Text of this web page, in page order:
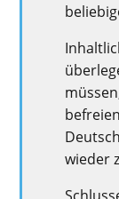
wieder